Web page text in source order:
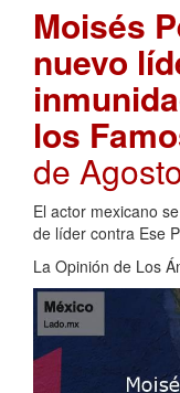
Moisés
nuevo
los
de
El actor mexicano
de líder contra Ese
La Opinión de Los